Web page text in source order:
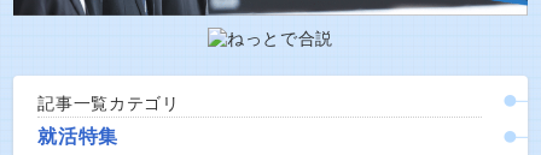
記事一覧カテゴリ
就活特集